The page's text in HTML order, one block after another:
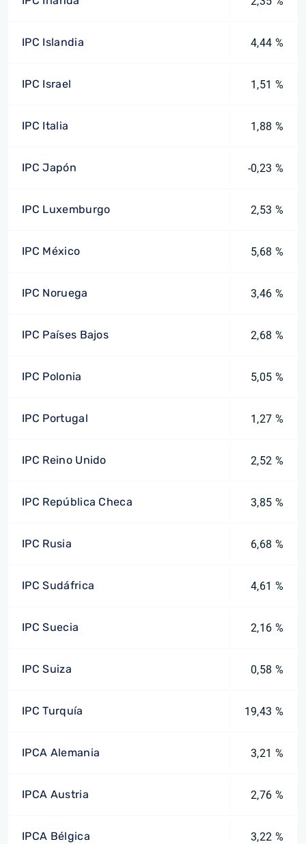
IPC Islandia 4,44 %
IPC Israel 1,51 %
IPC Italia 1,88 %
IPC Japón -0,23 %
IPC Luxemburgo 2,53 %
IPC México 5,68 %
IPC Noruega 3,46 %
IPC Países Bajos 2,68 %
IPC Polonia 5,05 %
IPC Portugal 1,27 %
IPC Reino Unido 2,52 %
IPC República Checa 3,85 %
IPC Rusia 6,68 %
IPC Sudáfrica 4,61 %
IPC Suecia 2,16 %
IPC Suiza 0,58 %
IPC Turquía 19,43 %
IPCA Alemania 3,21 %
IPCA Austria 2,76 %
IPCA Bélgica 3,22 %